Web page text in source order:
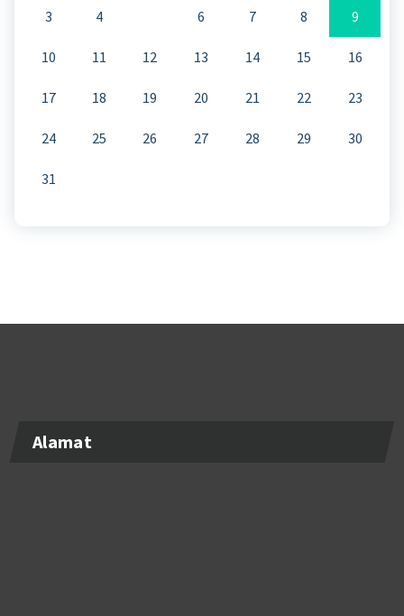
3 4 6 7 8 9
10 11 12 13 14 15 16
17 18 19 20 21 22 23
24 25 26 27 28 29 30
31
Alamat